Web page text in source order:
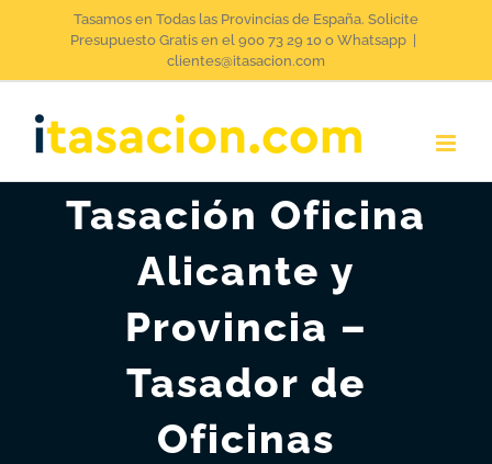
Tasamos en Todas las Provincias de España. Solicite
Presupuesto Gratis en el 900 73 29 10 o Whatsapp
clientes@itasacion.com
Tasación Oficina
Alicante y
Provincia –
Tasador de
Oficinas